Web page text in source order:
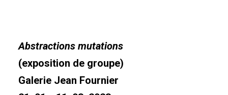
Abstractions mutations
(exposition de groupe)
Galerie Jean Fournier